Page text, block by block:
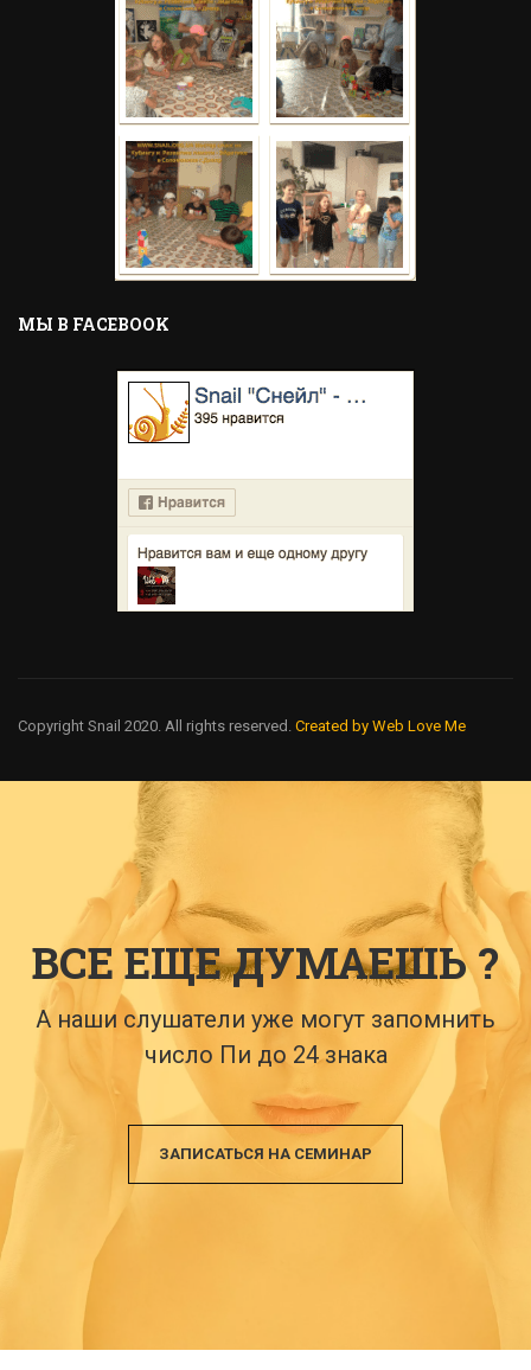
MЫ В FACEBOOK
Copyright Snail 2020. All rights reserved. Created by Web Love Me
ВСЕ ЕЩЕ ДУМАЕШЬ ?
А наши слушатели уже могут запомнить
число Пи до 24 знака
ЗАПИСАТЬСЯ НА СЕМИНАР